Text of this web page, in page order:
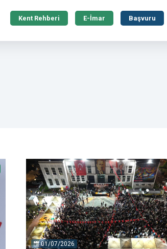
Kent Rehberi E-İmar Başvuru
01/07/2026